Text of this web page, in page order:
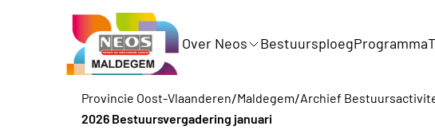
Over Neos BestuursploegProgramma
Provincie Oost-Vlaanderen/Maldegem/Archief
2026 Bestuursvergadering januari